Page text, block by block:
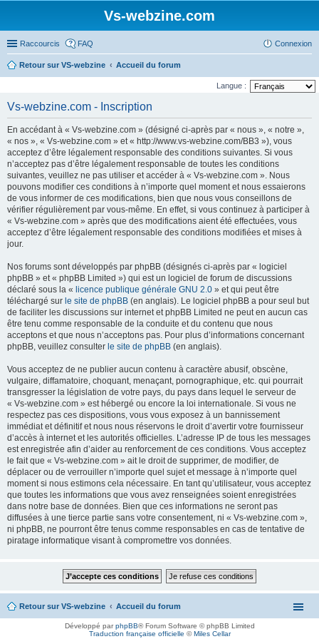
Vs-webzine.com
Raccourcis FAQ Connexion
Retour sur VS-webzine Accueil du forum
Langue :
Vs-webzine.com - Inscription
En accédant à « Vs-webzine.com » (désigné ci-après par « nous », « notre »,
« nos », « Vs-webzine.com » et « http://www.vs-webzine.com/BB3 »), vous
acceptez d’être légalement responsable des conditions suivantes. Si vous
n’acceptez pas d’être légalement responsable de toutes les conditions
suivantes, veuillez ne pas utiliser et accéder à « Vs-webzine.com ». Nous
pouvons modifier ces conditions à n’importe quel moment et nous essaierons
de vous informer de ces modifications, bien que nous vous conseillons de
vérifier régulièrement par vous-même. En effet, si vous continuez à participer à
« Vs-webzine.com » après que des modifications aient été effectuées, vous
acceptez d’être légalement responsable des conditions modifiées et mises à
jour.
Nos forums sont développés par phpBB (désignés ci-après par « logiciel
phpBB » et « phpBB Limited ») qui est un logiciel de forum de discussions
déclaré sous la « licence publique générale GNU 2.0 » et qui peut être
téléchargé sur le site de phpBB (en anglais). Le logiciel phpBB a pour seul but
de faciliter les discussions sur internet et phpBB Limited ne peut en aucun cas
être tenu comme responsable de la conduite et du contenu que nous
acceptons et que nous n’acceptons pas. Pour plus d’informations concernant
phpBB, veuillez consulter le site de phpBB (en anglais).
Vous acceptez de ne publier aucun contenu à caractère abusif, obscène,
vulgaire, diffamatoire, choquant, menaçant, pornographique, etc. qui pourrait
transgresser la législation de votre pays, du pays dans lequel le serveur de
« Vs-webzine.com » est hébergé ou encore la loi internationale. Si vous ne
respectez pas ces dispositions, vous vous exposez à un bannissement
immédiat et définitif et nous nous réservons le droit d’avertir votre fournisseur
d’accès à internet et les autorités officielles. L’adresse IP de tous les messages
est enregistrée afin d’aider au renforcement de ces conditions. Vous acceptez
le fait que « Vs-webzine.com » ait le droit de supprimer, de modifier, de
déplacer ou de verrouiller n’importe quel sujet et message à n’importe quel
moment si nous estimons cela nécessaire. En tant qu’utilisateur, vous acceptez
que toutes les informations que vous avez renseignées soient enregistrées
dans notre base de données. Bien que ces informations ne seront pas
diffusées à une tierce partie sans votre consentement, ni « Vs-webzine.com »,
ni phpBB, ne pourront être tenus comme responsables en cas de tentative de
piratage informatique visant à compromettre vos données.
Retour sur VS-webzine Accueil du forum
Développé parphpBB® Forum Software © phpBB Limited
Traduction française officielle ©Miles Cellar